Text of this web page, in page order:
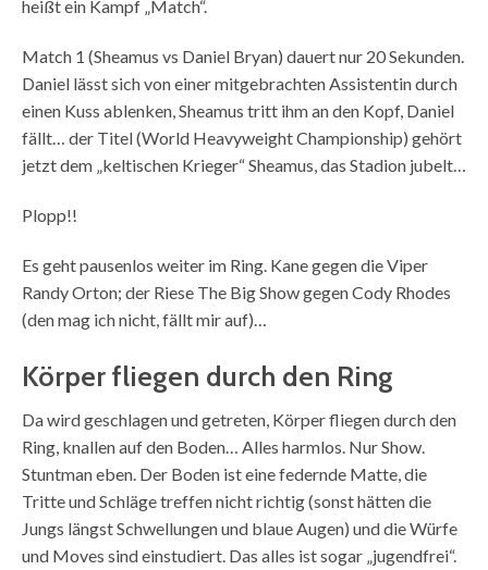
heißt ein Kampf „Match“.
Match 1 (Sheamus vs Daniel Bryan) dauert nur 20 Sekunden.
Daniel lässt sich von einer mitgebrachten Assistentin durch
einen Kuss ablenken, Sheamus tritt ihm an den Kopf, Daniel
fällt… der Titel (World Heavyweight Championship) gehört
jetzt dem „keltischen Krieger“ Sheamus, das Stadion jubelt…
Plopp!!
Es geht pausenlos weiter im Ring. Kane gegen die Viper
Randy Orton; der Riese The Big Show gegen Cody Rhodes
(den mag ich nicht, fällt mir auf)…
Körper fliegen durch den Ring
Da wird geschlagen und getreten, Körper fliegen durch den
Ring, knallen auf den Boden… Alles harmlos. Nur Show.
Stuntman eben. Der Boden ist eine federnde Matte, die
Tritte und Schläge treffen nicht richtig (sonst hätten die
Jungs längst Schwellungen und blaue Augen) und die Würfe
und Moves sind einstudiert. Das alles ist sogar „jugendfrei“.